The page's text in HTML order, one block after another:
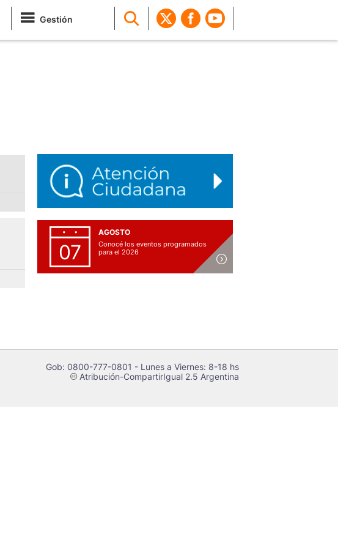
Gestión
07
AGOSTO
Conocé los eventos programados
para el 2026
Gob: 0800-777-0801 - Lunes a Viernes: 8-18 hs
cAtribución-CompartirIgual 2.5 Argentina